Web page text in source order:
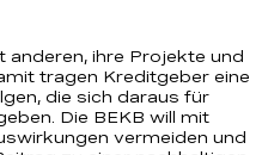
anderen, ihre Projekte und
tragen Kreditgeber eine
die sich daraus für
Die BEKB will mit
vermeiden und